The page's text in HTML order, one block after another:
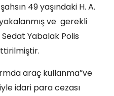
49 yaşındaki H. A.
yakalanmış ve gerekli
Yabalak Polis
araç kullanma”ve
idari para cezası